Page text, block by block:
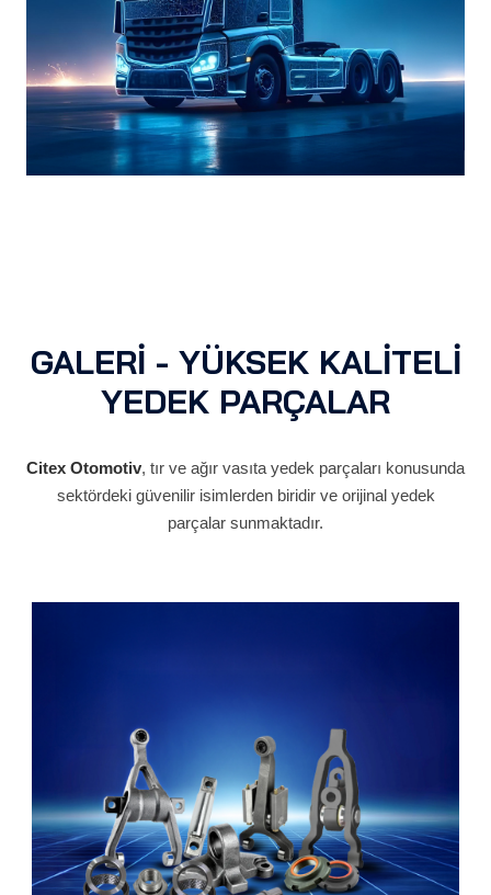
GALERİ - YÜKSEK KALİTELİ
YEDEK PARÇALAR
Citex Otomotiv, tır ve ağır vasıta yedek parçaları konusunda
sektördeki güvenilir isimlerden biridir ve orijinal yedek
parçalar sunmaktadır.